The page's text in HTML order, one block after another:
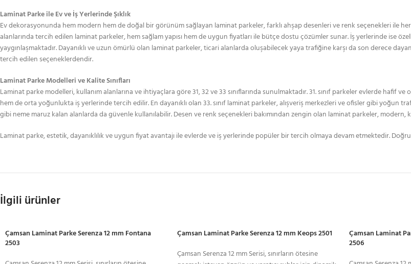
Laminat Parke ile Ev ve İş Yerlerinde Şıklık
Ev dekorasyonunda hem modern hem de doğal bir görünüm sağlayan laminat parkeler, farklı ahşap desenleri ve renk seçenekleri ile
alanlarında tercih edilen laminat parkeler, hem sağlam yapısı hem de uygun fiyatları ile bütçe dostu çözümler sunar. İş yerlerinde ise
yaygınlaşmaktadır. Dayanıklı ve uzun ömürlü olan laminat parkeler, ticari alanlarda oluşabilecek yaya trafiğine karşı da son derece
tercih edilen seçeneklerdendir.
Laminat Parke Modelleri ve Kalite Sınıfları
Laminat parke modelleri, kullanım alanlarına ve ihtiyaçlara göre 31, 32 ve 33 sınıflarında sunulmaktadır. 31. sınıf parkeler evlerde hafif
hem de orta yoğunlukta iş yerlerinde tercih edilir. En dayanıklı olan 33. sınıf laminat parkeler, alışveriş merkezleri ve ofisler gibi yoğun
gibi neme maruz kalan alanlarda da güvenle kullanılabilir. Desen ve renk seçenekleri bakımından zengin olan laminat parkeler,
Laminat parke, estetik, dayanıklılık ve uygun fiyat avantajı ile evlerde ve iş yerlerinde popüler bir tercih olmaya devam etmektedir.
İlgili ürünler
Çamsan Laminat Parke Serenza 12 mm Fontana
2503
Çamsan Laminat Parke Serenza 12 mm Keops 2501
Çamsan Serenza 12 mm Serisi, sınırların ötesine
Çamsan Laminat
2506